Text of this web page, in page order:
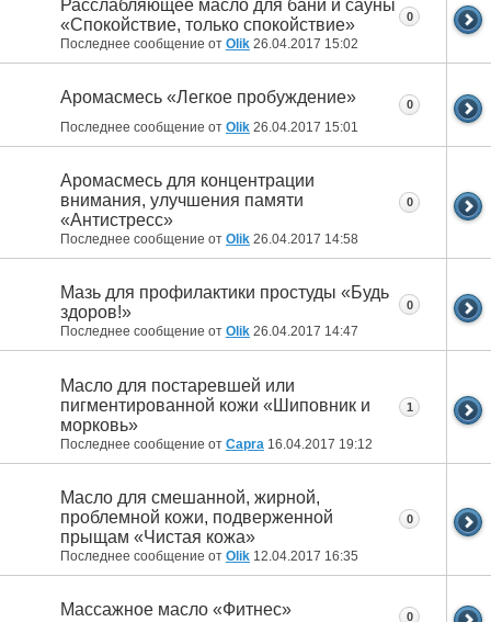
Расслабляющее масло для бани и сауны
«Спокойствие, только спокойствие»
Последнее сообщение от Olik 26.04.2017 15:02
0
Аромасмесь «Легкое пробуждение»
Последнее сообщение от Olik 26.04.2017 15:01
0
Аромасмесь для концентрации
внимания, улучшения памяти
«Антистресс»
Последнее сообщение от Olik 26.04.2017 14:58
0
Мазь для профилактики простуды «Будь
здоров!»
Последнее сообщение от Olik 26.04.2017 14:47
0
Масло для постаревшей или
пигментированной кожи «Шиповник и
морковь»
Последнее сообщение от Capra 16.04.2017 19:12
1
Масло для смешанной, жирной,
проблемной кожи, подверженной
прыщам «Чистая кожа»
Последнее сообщение от Olik 12.04.2017 16:35
0
Массажное масло «Фитнес» 0